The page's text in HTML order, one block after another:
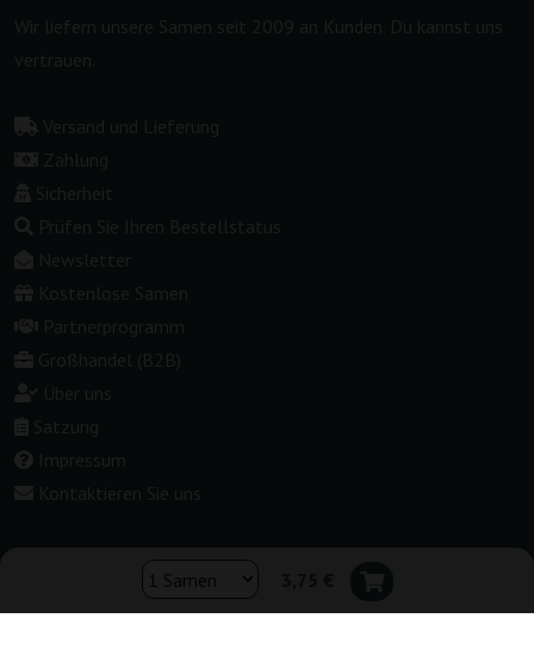
Wir liefern unsere Samen seit 2009 an Kunden. Du kannst uns
vertrauen.
Versand und Lieferung
Zahlung
Sicherheit
Prüfen Sie Ihren Bestellstatus
Newsletter
Kostenlose Samen
Partnerprogramm
Großhandel (B2B)
Über uns
Satzung
Impressum
Kontaktieren Sie uns
Shop wechseln: